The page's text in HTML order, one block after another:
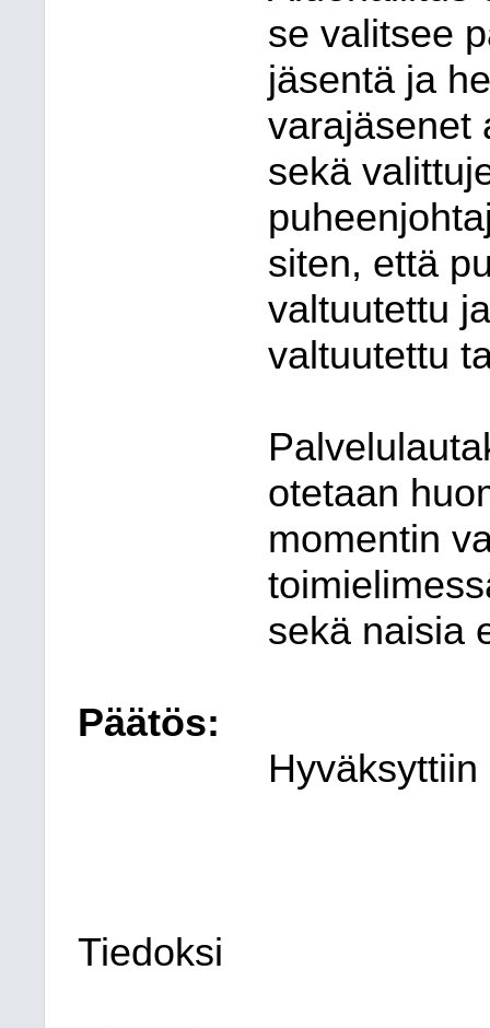
se valitsee
jäsentä ja
varajäsenet
sekä
siten, että
valtuutettu
valtuutettu
otetaan
momentin
sekä naisia
Päätös:
Tiedoksi